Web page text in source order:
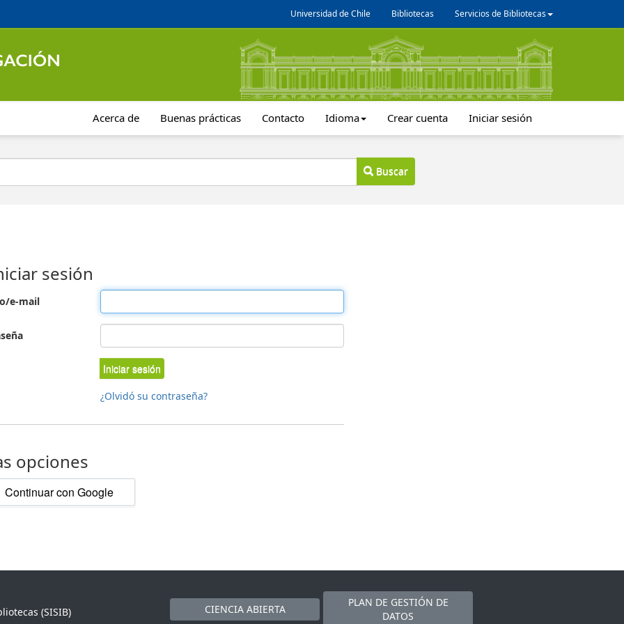
Universidad de Chile Bibliotecas Servicios de Bibliotecas
Acerca de Buenas prácticas Contacto Idioma Crear cuenta Iniciar sesión
Buscar
sesión
e-mail
Iniciar sesión
¿Olvidó su contraseña?
opciones
Continuar con Google
(SISIB)
CIENCIA ABIERTA
PLAN DE GESTIÓN DE
DATOS